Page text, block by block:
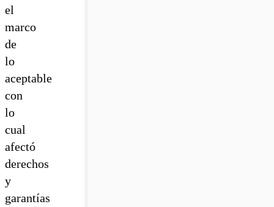
el
marco
de
lo
aceptable
con
lo
cual
afectó
derechos
y
garantías